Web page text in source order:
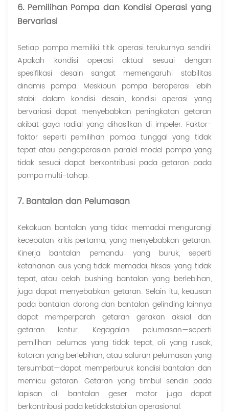
6. Pemilihan Pompa dan Kondisi Operasi yang
Bervariasi
Setiap pompa memiliki titik operasi terukurnya sendiri.
Apakah kondisi operasi aktual sesuai dengan
spesifikasi desain sangat memengaruhi stabilitas
dinamis pompa. Meskipun pompa beroperasi lebih
stabil dalam kondisi desain, kondisi operasi yang
bervariasi dapat menyebabkan peningkatan getaran
akibat gaya radial yang dihasilkan di impeler. Faktor-
faktor seperti pemilihan pompa tunggal yang tidak
tepat atau pengoperasian paralel model pompa yang
tidak sesuai dapat berkontribusi pada getaran pada
pompa multi-tahap.
7. Bantalan dan Pelumasan
Kekakuan bantalan yang tidak memadai mengurangi
kecepatan kritis pertama, yang menyebabkan getaran.
Kinerja bantalan pemandu yang buruk, seperti
ketahanan aus yang tidak memadai, fiksasi yang tidak
tepat, atau celah bushing bantalan yang berlebihan,
juga dapat menyebabkan getaran. Selain itu, keausan
pada bantalan dorong dan bantalan gelinding lainnya
dapat memperparah getaran gerakan aksial dan
getaran lentur. Kegagalan pelumasan—seperti
pemilihan pelumas yang tidak tepat, oli yang rusak,
kotoran yang berlebihan, atau saluran pelumasan yang
tersumbat—dapat memperburuk kondisi bantalan dan
memicu getaran. Getaran yang timbul sendiri pada
lapisan oli bantalan geser motor juga dapat
berkontribusi pada ketidakstabilan operasional.